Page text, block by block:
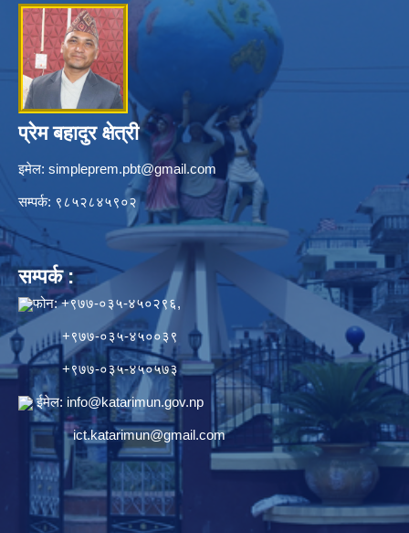
प्रेम बहादुर क्षेत्री
इमेल: simpleprem.pbt@gmail.com
सम्पर्क: ९८५२८४५९०२
सम्पर्क :
फोन: +९७७-०३५-४५०२९६,
+९७७-०३५-४५००३९
+९७७-०३५-४५०५७३
ईमेल: info@katarimun.gov.np
ict.katarimun@gmail.com